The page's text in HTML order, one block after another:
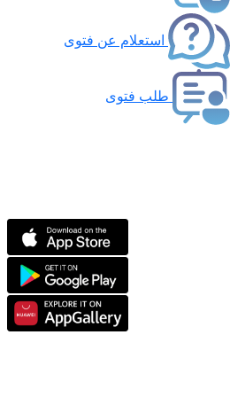
استعلام عن فتوى
طلب فتوى